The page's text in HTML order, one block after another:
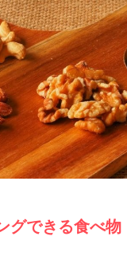
グできる食べ物